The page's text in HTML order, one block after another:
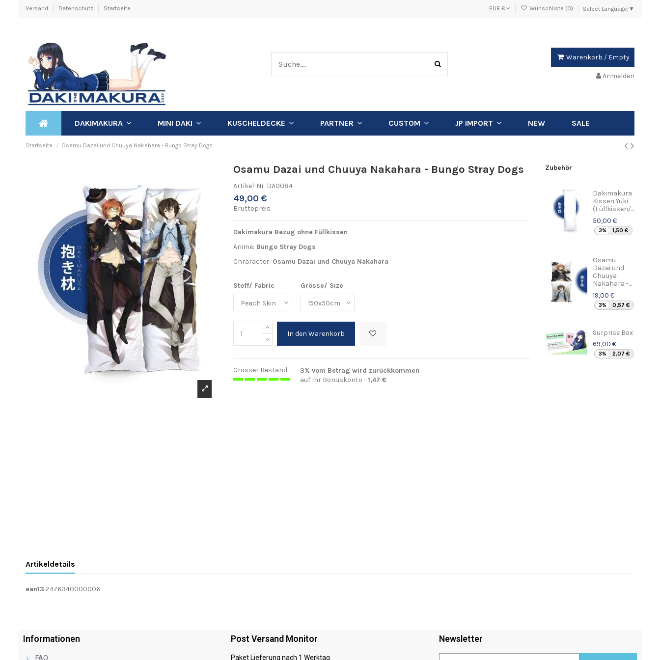
Versand Datenschutz Startseite EUR € Wunschliste (0) Select Language ▼
Warenkorb / Empty
Anmelden
DAKIMAKURA MINI DAKI KUSCHELDECKE PARTNER CUSTOM JP IMPORT NEW SALE
Startseite Osamu Dazai und Chuuya Nakahara - Bungo Stray Dogs
Osamu Dazai und Chuuya Nakahara - Bungo Stray Dogs
Artikel-Nr. DA0084
49,00 €
Bruttopreis
Dakimakura Bezug ohne Füllkissen
Anime: Bungo Stray Dogs
Chraracter: Osamu Dazai und Chuuya Nakahara
Stoff/ Fabric Grösse/ Size
In den Warenkorb
Grosser Bestand
3% vom Betrag wird zurückkommen
auf Ihr Bonuskonto -1,47 €
Zubehör
Dakimakura
Kissen Yuki
(Füllkissen/...
50,00 €
3% 1,50 €
Osamu
Dazai und
Chuuya
Nakahara -...
19,00 €
3% 0,57 €
Surprise Box
69,00 €
3% 2,07 €
Artikeldetails
ean13 2476340000006
Informationen
FAQ
Post Versand Monitor
Paket Lieferung nach 1 Werktag
Newsletter